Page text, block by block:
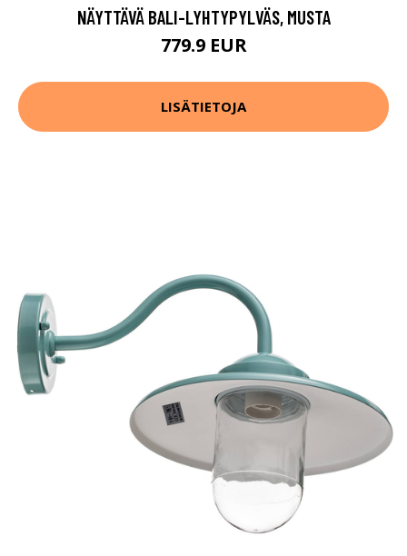
NÄYTTÄVÄ BALI-LYHTYPYLVÄS, MUSTA
779.9 EUR
LISÄTIETOJA